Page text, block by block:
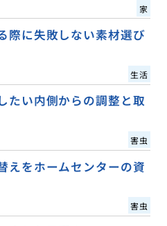
家
際に失敗しない素材選び
生活
たい内側からの調整と取
害虫
えをホームセンターの資
害虫